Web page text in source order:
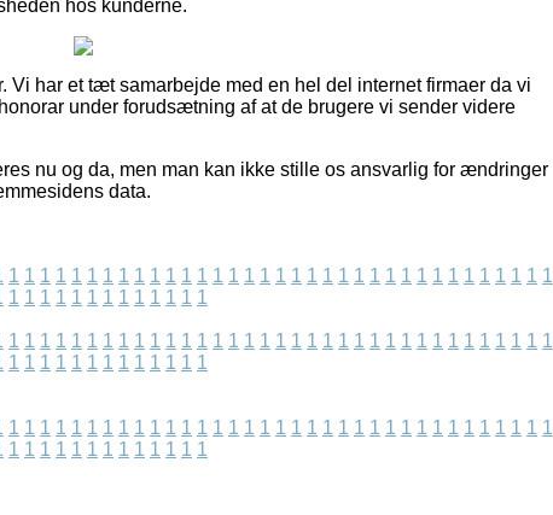
hos kunderne.
har et tæt samarbejde med en hel del internet firmaer da vi
under forudsætning af at de brugere vi sender videre
nu og da, men man kan ikke stille os ansvarlig for ændringer
data.
1 1 1 1 1 1 1 1 1 1 1 1 1 1 1 1 1 1 1 1 1 1 1 1 1 1 1 1 1 1 1 1 1 1 1
1 1 1 1 1 1 1 1 1 1 1 1 1
1 1 1 1 1 1 1 1 1 1 1 1 1 1 1 1 1 1 1 1 1 1 1 1 1 1 1 1 1 1 1 1 1 1 1
1 1 1 1 1 1 1 1 1 1 1 1 1
1 1 1 1 1 1 1 1 1 1 1 1 1 1 1 1 1 1 1 1 1 1 1 1 1 1 1 1 1 1 1 1 1 1 1
1 1 1 1 1 1 1 1 1 1 1 1 1